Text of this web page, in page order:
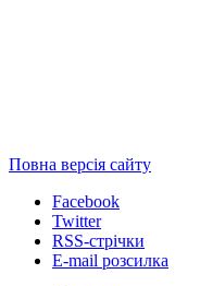
Повна версія сайту
Facebook
Twitter
RSS-стрічки
E-mail розсилка